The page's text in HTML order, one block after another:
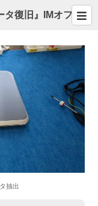
タ復旧』IMオフ
抽出